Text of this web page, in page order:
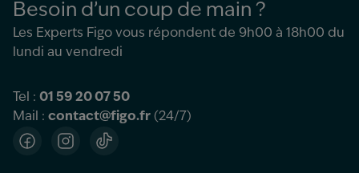
Besoin d’un coup de main ?
Les Experts Figo vous répondent de 9h00 à 18h00 du
lundi au vendredi
Tel : 01 59 20 07 50
Mail : contact@figo.fr (24/7)
FacebookInstagramTikTok